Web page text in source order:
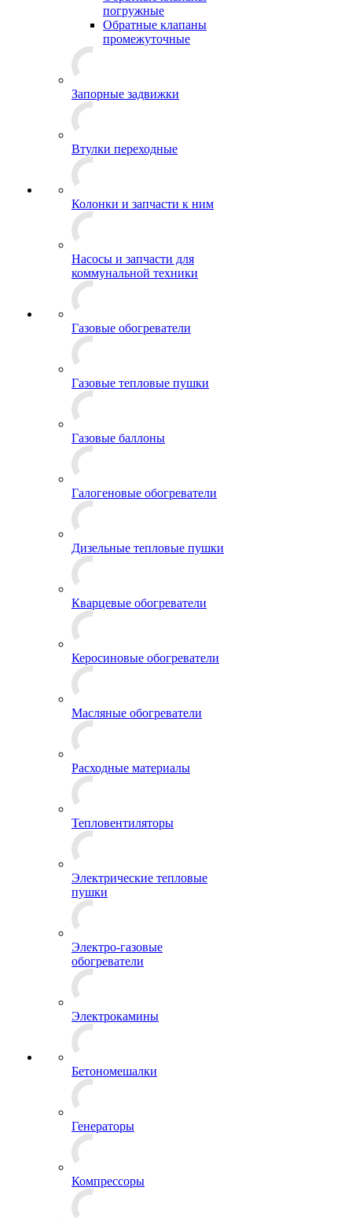
погружные
Обратные клапаны
промежуточные
Запорные задвижки
Втулки переходные
Колонки и запчасти к ним
Насосы и запчасти для
коммунальной техники
Газовые обогреватели
Газовые тепловые пушки
Газовые баллоны
Галогеновые обогреватели
Дизельные тепловые пушки
Кварцевые обогреватели
Керосиновые обогреватели
Масляные обогреватели
Расходные материалы
Тепловентиляторы
Электрические тепловые
пушки
Электро-газовые
обогреватели
Электрокамины
Бетономешалки
Генераторы
Компрессоры